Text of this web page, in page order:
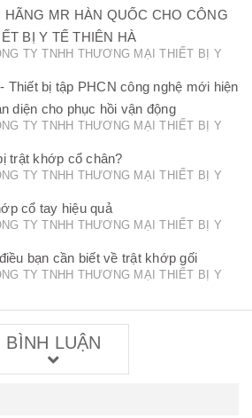
HÃNG MR HÀN QUỐC CHO CÔNG
BỊ Y TẾ THIÊN HÀ
TY TNHH THƯƠNG MẠI THIẾT BỊ Y
Thiết bị tập PHCN công nghệ mới hiện
diện cho phục hồi vận động
TY TNHH THƯƠNG MẠI THIẾT BỊ Y
trật khớp cổ chân?
TY TNHH THƯƠNG MẠI THIẾT BỊ Y
cổ tay hiệu quả
TY TNHH THƯƠNG MẠI THIẾT BỊ Y
bạn cần biết về trật khớp gối
TY TNHH THƯƠNG MẠI THIẾT BỊ Y
BÌNH LUẬN